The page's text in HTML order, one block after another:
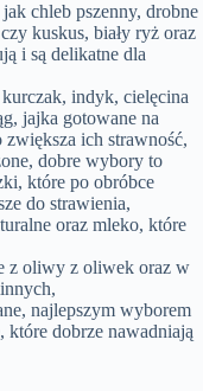
chleb pszenny, drobne
kuskus, biały ryż oraz
i są delikatne dla
indyk, cielęcina
jajka gotowane na
ich strawność,
dobre wybory to
które po obróbce
do strawienia,
oraz mleko, które
z oliwy z oliwek oraz w
najlepszym wyborem
które dobrze nawadniają